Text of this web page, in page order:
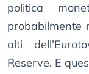
politica
probabilmente
alti
Reserve. E